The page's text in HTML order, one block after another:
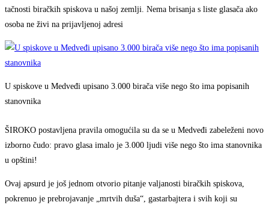
tačnosti biračkih spiskova u našoj zemlji. Nema brisanja s liste glasača ako
osoba ne živi na prijavljenoj adresi
U spiskove u Medveđi upisano 3.000 birača više nego što ima popisanih
stanovnika
ŠIROKO postavljena pravila omogućila su da se u Medveđi zabeleženi novo
izborno čudo: pravo glasa imalo je 3.000 ljudi više nego što ima stanovnika
u opštini!
Ovaj apsurd je još jednom otvorio pitanje valjanosti biračkih spiskova,
pokrenuo je prebrojavanje „mrtvih duša“, gastarbajtera i svih koji su